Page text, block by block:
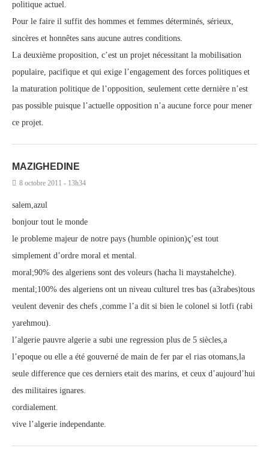
politique actuel.
Pour le faire il suffit des hommes et femmes déterminés, sérieux,
sincères et honnêtes sans aucune autres conditions.
La deuxième proposition, c’est un projet nécessitant la mobilisation
populaire, pacifique et qui exige l’engagement des forces politiques et
la maturation politique de l’opposition, seulement cette dernière n’est
pas possible puisque l’actuelle opposition n’a aucune force pour mener
ce projet.
MAZIGHEDINE
8 octobre 2011 - 13h34
salem,azul
bonjour tout le monde
le probleme majeur de notre pays (humble opinion)ç’est tout
simplement d’ordre moral et mental.
moral;90% des algeriens sont des voleurs (hacha li maystahelche).
mental;100% des algeriens ont un niveau culturel tres bas (a3rabes)tous
veulent devenir des chefs ,comme l’a dit si bien le colonel si lotfi (rabi
yarehmou).
l’algerie pauvre algerie a subi une regression plus de 5 siècles,a
l’epoque ou elle a été gouverné de main de fer par el rias otomans,la
seule difference que ces derniers etait des marins, et ceux d’aujourd’hui
des militaires ignares.
cordialement.
vive l’algerie independante.